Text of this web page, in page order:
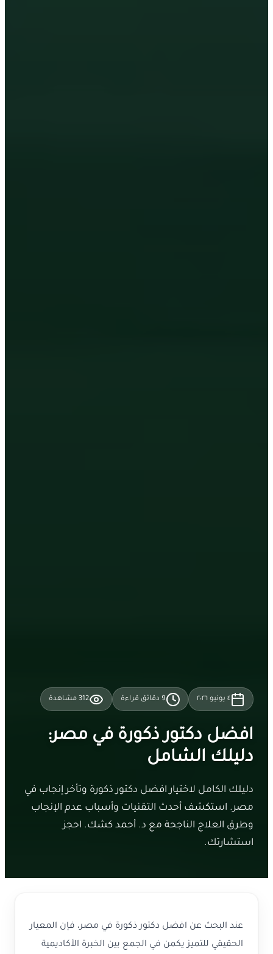
٤ يونيو ٢٠٢٦ 9 دقائق قراءة 312 مشاهدة
افضل دكتور ذكورة في مصر:
دليلك الشامل
دليلك الكامل لاختيار افضل دكتور ذكورة وتأخر إنجاب في
مصر. استكشف أحدث التقنيات وأسباب عدم الإنجاب
وطرق العلاج الناجحة مع د. أحمد كشك. احجز
استشارتك.
عند البحث عن افضل دكتور ذكورة في مصر، فإن المعيار
الحقيقي للتميز يكمن في الجمع بين الخبرة الأكاديمية